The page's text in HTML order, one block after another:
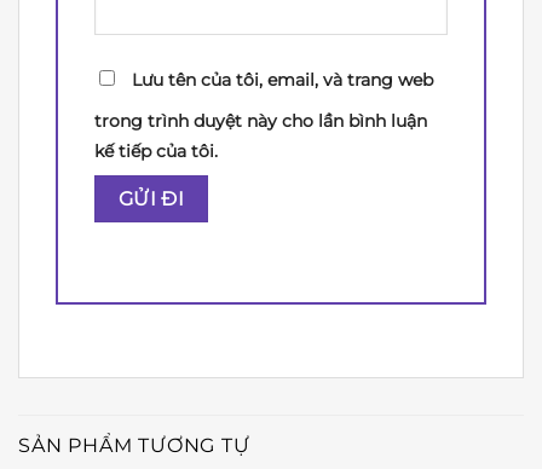
Lưu tên của tôi, email, và trang web
trong trình duyệt này cho lần bình luận
kế tiếp của tôi.
SẢN PHẨM TƯƠNG TỰ